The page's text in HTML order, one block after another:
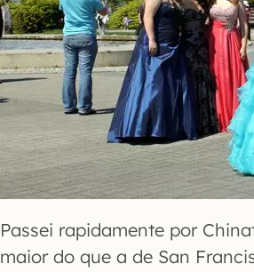
Passei rapidamente por
maior do que a de San